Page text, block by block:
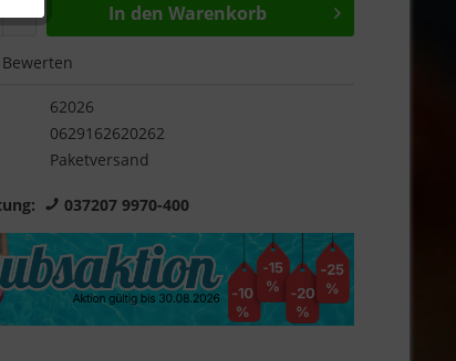
In den Warenkorb
Bewerten
62026
0629162620262
Paketversand
037207 9970-400